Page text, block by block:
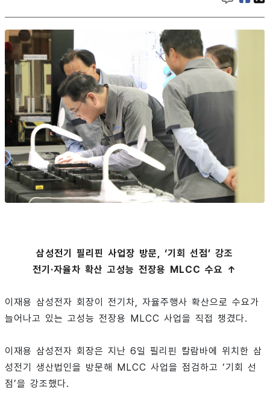
삼성전기 필리핀 사업장 방문, ‘기회 선점’ 강조
전기·자율차 확산 고성능 전장용 MLCC 수요 ↑
이재용 삼성전자 회장이 전기차, 자율주행사 확산으로 수요가
늘어나고 있는 고성능 전장용 MLCC 사업을 직접 챙겼다.
이재용 삼성전자 회장은 지난 6일 필리핀 칼람바에 위치한 삼
성전기 생산법인을 방문해 MLCC 사업을 점검하고 ‘기회 선
점’을 강조했다.